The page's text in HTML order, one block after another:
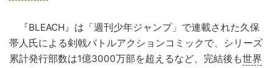
『BLEACH』は「週刊少年ジャンプ」で連載された久保
帯人氏による剣戟バトルアクションコミックで、シリーズ
累計発行部数は1億3000万部を超えるなど、完結後も世界